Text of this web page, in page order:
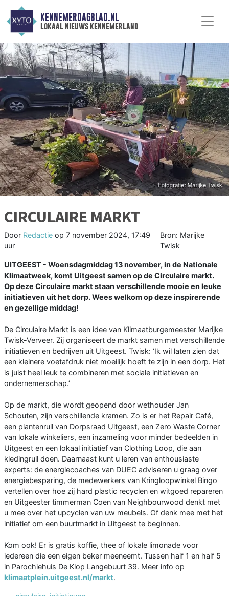
KENNEMERDAGBLAD.NL
lokaal nieuws kennemerland
CIRCULAIRE MARKT
Door Redactie op 7 november 2024, 17:49
uur
Bron: Marijke
Twisk
UITGEEST - Woensdagmiddag 13 november, in de Nationale
Klimaatweek, komt Uitgeest samen op de Circulaire markt.
Op deze Circulaire markt staan verschillende mooie en leuke
initiatieven uit het dorp. Wees welkom op deze inspirerende
en gezellige middag!
De Circulaire Markt is een idee van Klimaatburgemeester Marijke
Twisk-Verveer. Zij organiseert de markt samen met verschillende
initiatieven en bedrijven uit Uitgeest. Twisk: ‘Ik wil laten zien dat
een kleinere voetafdruk niet moeilijk hoeft te zijn in een dorp. Het
is juist heel leuk te combineren met sociale initiatieven en
ondernemerschap.’
Op de markt, die wordt geopend door wethouder Jan
Schouten, zijn verschillende kramen. Zo is er het Repair Café,
een plantenruil van Dorpsraad Uitgeest, een Zero Waste Corner
van lokale winkeliers, een inzameling voor minder bedeelden in
Uitgeest en een lokaal initiatief van Clothing Loop, die aan
kledingruil doen. Daarnaast kunt u leren van enthousiaste
experts: de energiecoaches van DUEC adviseren u graag over
energiebesparing, de medewerkers van Kringloopwinkel Bingo
vertellen over hoe zij hard plastic recyclen en witgoed repareren
en Uitgeester timmerman Coen van Neighbourwood denkt met
u mee over het upcyclen van uw meubels. Of denk mee met het
initiatief om een buurtmarkt in Uitgeest te beginnen.
Kom ook! Er is gratis koffie, thee of lokale limonade voor
iedereen die een eigen beker meeneemt. Tussen half 1 en half 5
in Parochiehuis De Klop Langebuurt 39. Meer info op
klimaatplein.uitgeest.nl/markt.